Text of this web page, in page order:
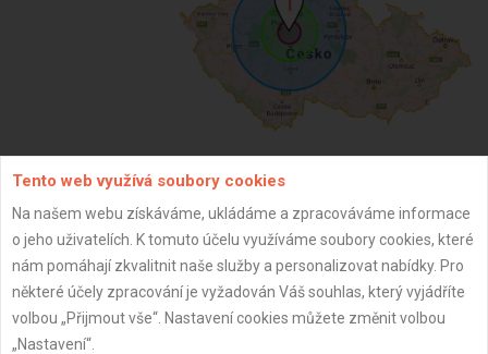
Aktualizováno z portálu ARES dne 26.01.2025 23:18:55
Tento web využívá soubory cookies
Na našem webu získáváme, ukládáme a zpracováváme informace
o jeho uživatelích. K tomuto účelu využíváme soubory cookies, které
nám pomáhají zkvalitnit naše služby a personalizovat nabídky. Pro
některé účely zpracování je vyžadován Váš souhlas, který vyjádříte
volbou „Přijmout vše“. Nastavení cookies můžete změnit volbou
„Nastavení“.